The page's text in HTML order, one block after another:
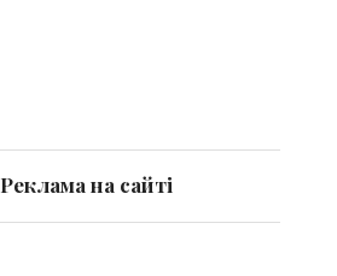
Реклама на сайті